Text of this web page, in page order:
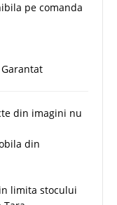
pe comanda
din imagini nu
din
limita stocului